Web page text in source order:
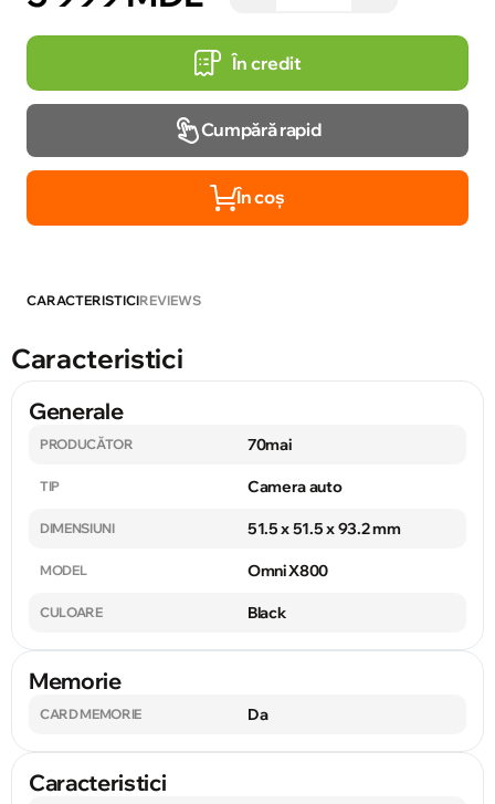
În credit
Cumpără rapid
În coș
CARACTERISTICIREVIEWS
Caracteristici
Generale
PRODUCĂTOR 70mai
TIP Camera auto
DIMENSIUNI 51.5 x 51.5 x 93.2 mm
MODEL Omni X800
CULOARE Black
Memorie
CARD MEMORIE Da
Caracteristici